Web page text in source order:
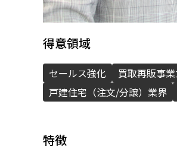
得意領域
セールス強化 買取再販事
戸建住宅（注文/分譲）業界
特徴